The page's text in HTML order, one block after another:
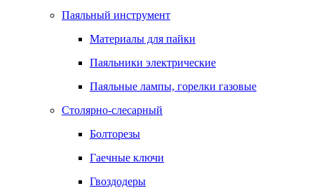
Паяльный инструмент
Материалы для пайки
Паяльники электрические
Паяльные лампы, горелки газовые
Столярно-слесарный
Болторезы
Гаечные ключи
Гвоздодеры